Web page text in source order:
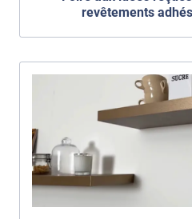
revêtements